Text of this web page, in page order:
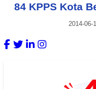
84 KPPS Kota
2014-06-